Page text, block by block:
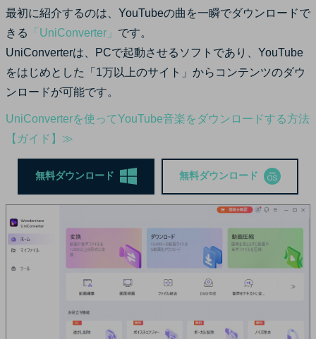
最初に紹介するのは、YouTubeの曲を一瞬でダウンロードで
きる
「UniConverter」 です。
UniConverterは、PCで起動させるソフトであり、YouTube
をはじめとした「1万以上のサイト」からコンテンツのダウ
ンロードが可能です。
UniConverterを使ってYouTube音楽をダウンロードする方法
【ガイド】≫
無料ダウンロード 無料ダウンロード